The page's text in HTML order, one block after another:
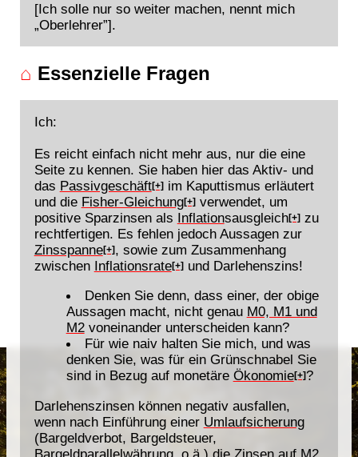
[Ich solle nur so weiter machen, nennt mich
„Oberlehrer”].
⌂ Essenzielle Fragen
Ich:
Es reicht einfach nicht mehr aus, nur die eine
Seite zu kennen. Sie haben hier das Aktiv- und
das Passivgeschäft[+]im Kaputtismus erläutert
und die Fisher-Gleichung[+]verwendet, um
positive Sparzinsen als Inflationsausgleich[+]zu
rechtfertigen. Es fehlen jedoch Aussagen zur
Zinsspanne[+], sowie zum Zusammenhang
zwischen Inflationsrate[+]und Darlehenszins!
Denken Sie denn, dass einer, der obige
Aussagen macht, nicht genau M0, M1 und
M2voneinander unterscheiden kann?
Für wie naiv halten Sie mich, und was
denken Sie, was für ein Grünschnabel Sie
sind in Bezug auf monetäre Ökonomie[+]?
Darlehenszinsen können negativ ausfallen,
wenn nach Einführung einer Umlaufsicherung
(Bargeldverbot, Bargeldsteuer,
Bargeldparallelwährung, o.ä.) die Zinsen auf M2